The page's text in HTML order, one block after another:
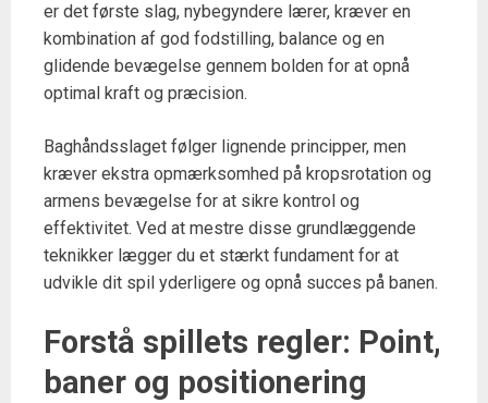
er det første slag, nybegyndere lærer, kræver en
kombination af god fodstilling, balance og en
glidende bevægelse gennem bolden for at opnå
optimal kraft og præcision.
Baghåndsslaget følger lignende principper, men
kræver ekstra opmærksomhed på kropsrotation og
armens bevægelse for at sikre kontrol og
effektivitet. Ved at mestre disse grundlæggende
teknikker lægger du et stærkt fundament for at
udvikle dit spil yderligere og opnå succes på banen.
Forstå spillets regler: Point,
baner og positionering